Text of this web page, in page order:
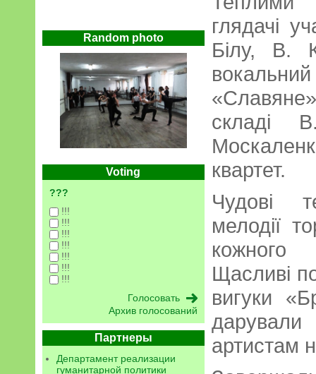
Random photo
Voting
???
!!!
!!!
!!!
!!!
!!!
!!!
!!!
Архив голосований
Партнеры
Департамент реализации
гуманитарной политики
глядачі
Білу, В.
складі
квартет.
Чудові
мелодії
кожного
Щасливі
вигуки
дарували
артистам